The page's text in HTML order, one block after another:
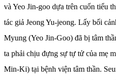
và Yeo Jin-goo dựa trên cuốn tiểu
tác giả Jeong Yu-jeong. Lấy bối
Myung (Yeo Jin-Goo) đã bị tâm
ta phải chịu đựng sự tự tử của mẹ
Min-Ki) tại bệnh viện tâm thần.